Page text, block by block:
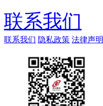
联系我们
联系我们 隐私政策 法律声明